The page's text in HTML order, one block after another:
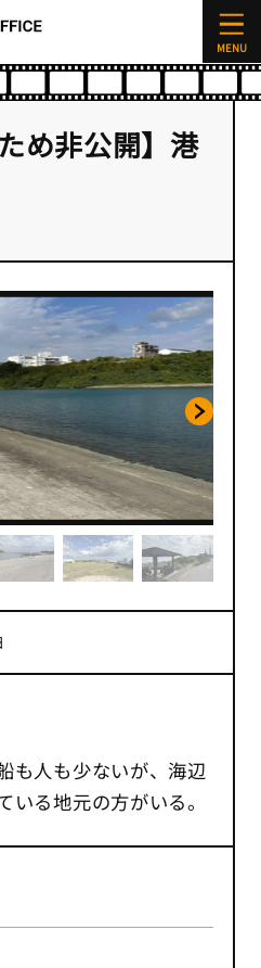
め非公開】港
も人も少ないが、海辺
いる地元の方がいる。